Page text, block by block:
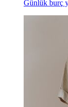
Günlük burç